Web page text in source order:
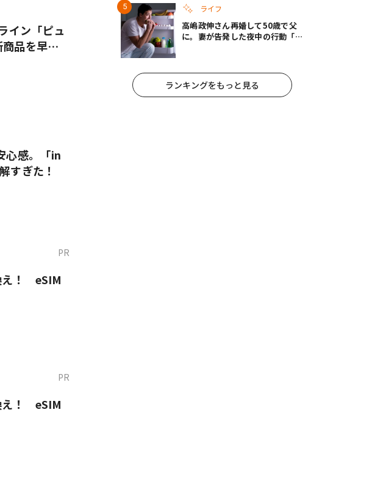
イン「ピュ
品を早速
心感。「in
すぎた！
PR
え！ eSIM
PR
え！ eSIM
ライフ
高嶋政伸さん再婚して50歳で父
に。妻が告発した夜中の行動「こ
ランキングをもっと見る